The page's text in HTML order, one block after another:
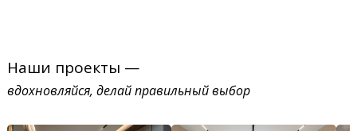
Наши проекты —
вдохновляйся, делай правильный выбор